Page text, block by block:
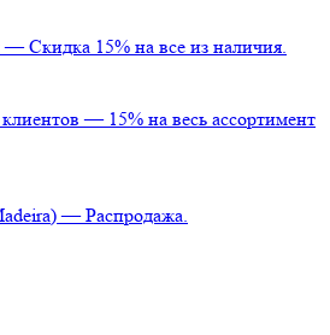
Скидка 15% на все из наличия.
— 15% на весь ассортимент
— Распродажа.